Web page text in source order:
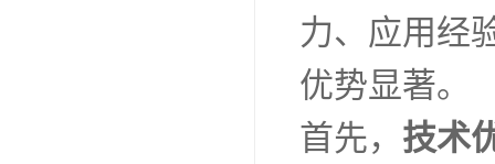
力、应用经
优势显著。
首先， 技术